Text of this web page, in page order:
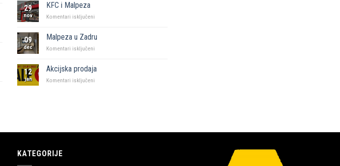
29
nov
KFC i Malpeza
Komentari isključeni
Malpeza
09
dec
Malpeza u Zadru
Komentari isključeni
Zadru
12
jan
Akcijska prodaja
Komentari isključeni
KATEGORIJE